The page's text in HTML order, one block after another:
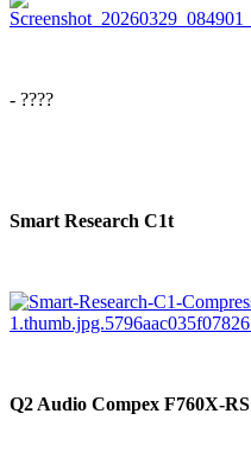
- ????
Smart Research C1t
Q2 Audio Compex F760X-RS